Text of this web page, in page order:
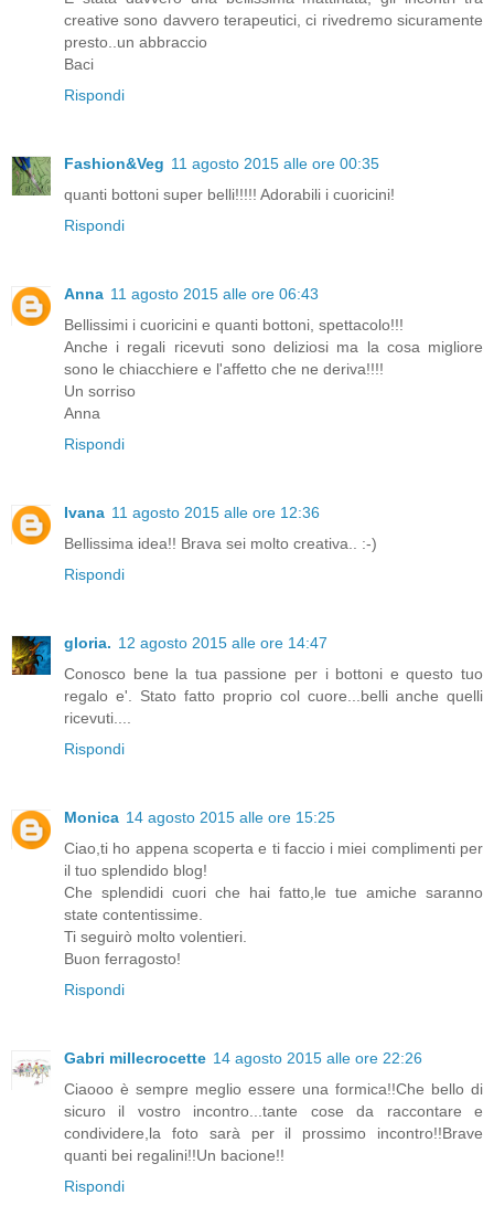
creative sono davvero terapeutici, ci rivedremo sicuramente
presto..un abbraccio
Baci
Rispondi
Fashion&Veg 11 agosto 2015 alle ore 00:35
quanti bottoni super belli!!!!! Adorabili i cuoricini!
Rispondi
Anna 11 agosto 2015 alle ore 06:43
Bellissimi i cuoricini e quanti bottoni, spettacolo!!!
Anche i regali ricevuti sono deliziosi ma la cosa migliore
sono le chiacchiere e l'affetto che ne deriva!!!!
Un sorriso
Anna
Rispondi
Ivana 11 agosto 2015 alle ore 12:36
Bellissima idea!! Brava sei molto creativa.. :-)
Rispondi
gloria. 12 agosto 2015 alle ore 14:47
Conosco bene la tua passione per i bottoni e questo tuo
regalo e'. Stato fatto proprio col cuore...belli anche quelli
ricevuti....
Rispondi
Monica 14 agosto 2015 alle ore 15:25
Ciao,ti ho appena scoperta e ti faccio i miei complimenti per
il tuo splendido blog!
Che splendidi cuori che hai fatto,le tue amiche saranno
state contentissime.
Ti seguirò molto volentieri.
Buon ferragosto!
Rispondi
Gabri millecrocette 14 agosto 2015 alle ore 22:26
Ciaooo è sempre meglio essere una formica!!Che bello di
sicuro il vostro incontro...tante cose da raccontare e
condividere,la foto sarà per il prossimo incontro!!Brave
quanti bei regalini!!Un bacione!!
Rispondi